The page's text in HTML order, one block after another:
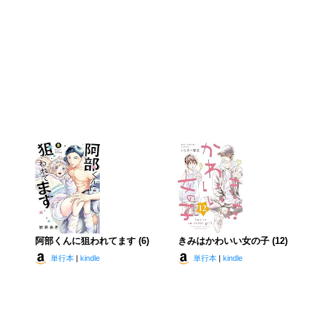
阿部くんに狙われてます (6)
単行本 kindle
きみはかわいい女の子 (12)
単行本 kindle